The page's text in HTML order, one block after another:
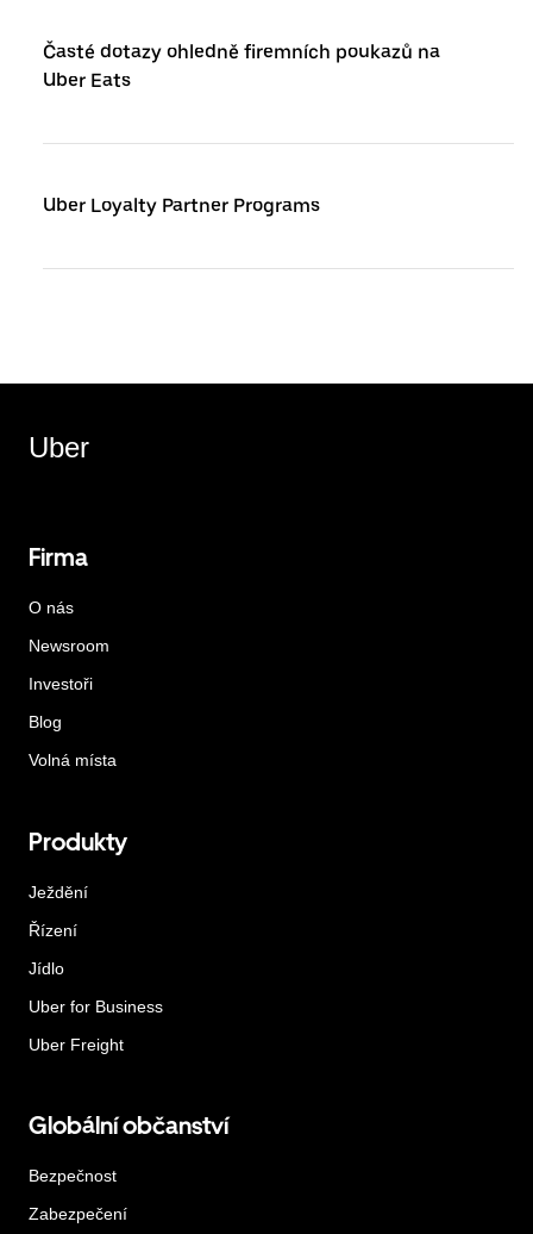
Časté dotazy ohledně firemních poukazů na
Uber Eats
Uber Loyalty Partner Programs
Uber
Firma
O nás
Newsroom
Investoři
Blog
Volná místa
Produkty
Ježdění
Řízení
Jídlo
Uber for Business
Uber Freight
Globální občanství
Bezpečnost
Zabezpečení